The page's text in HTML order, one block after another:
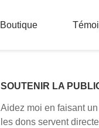
Boutique
SOUTENIR LA
Aidez moi en faisant
les dons servent